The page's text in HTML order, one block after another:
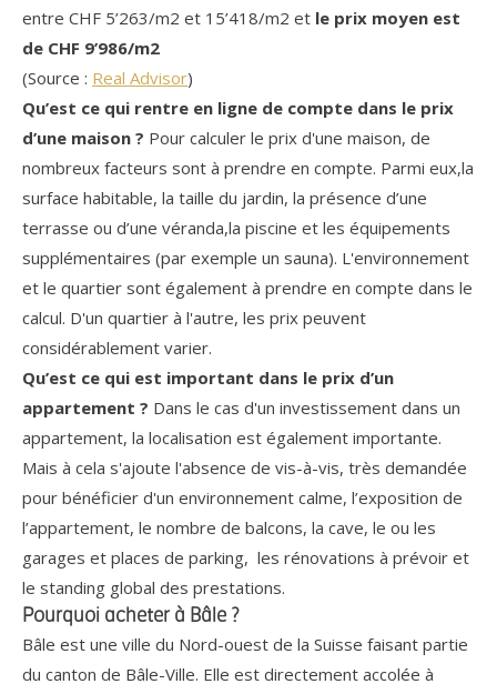
entre CHF 5’263/m2 et 15’418/m2 et le prix moyen est
de CHF 9’986/m2
(Source : Real Advisor)
Qu’est ce qui rentre en ligne de compte dans le prix
d’une maison ? Pour calculer le prix d'une maison, de
nombreux facteurs sont à prendre en compte. Parmi eux,la
surface habitable, la taille du jardin, la présence d’une
terrasse ou d’une véranda,la piscine et les équipements
supplémentaires (par exemple un sauna). L'environnement
et le quartier sont également à prendre en compte dans le
calcul. D'un quartier à l'autre, les prix peuvent
considérablement varier.
Qu’est ce qui est important dans le prix d’un
appartement ? Dans le cas d'un investissement dans un
appartement, la localisation est également importante.
Mais à cela s'ajoute l'absence de vis-à-vis, très demandée
pour bénéficier d'un environnement calme, l’exposition de
l’appartement, le nombre de balcons, la cave, le ou les
garages et places de parking, les rénovations à prévoir et
le standing global des prestations.
Pourquoi acheter à Bâle ?
Bâle est une ville du Nord-ouest de la Suisse faisant partie
du canton de Bâle-Ville. Elle est directement accolée à